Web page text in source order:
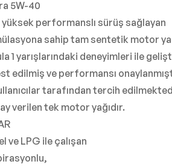
5W-40
yüksek performanslı sürüş sağlayan
sahip tam sentetik motor
1 yarışlarındaki deneyimleri ile
edilmiş ve performansı
tarafından tercih
verilen tek motor yağıdır.
ve LPG ile çalışan